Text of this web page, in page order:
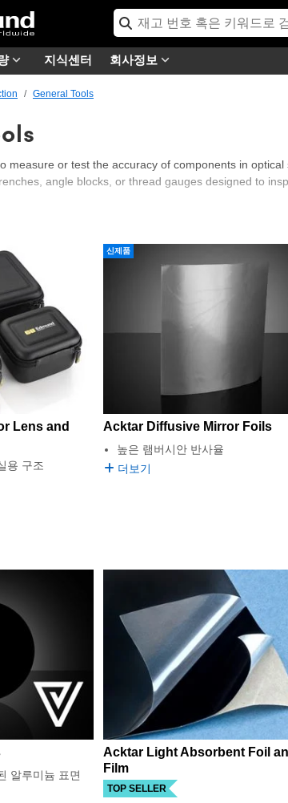
지식센터 회사정보
General Tools
measure or test the accuracy of components in
angle blocks, or thread gauges designed to
Lens and
용 구조
신제품
Acktar Diffusive Mirror Foils
높은 램버시안 반사율
더보기
알루미늄 표면
Acktar Light Absorbent Foil
Film
TOP SELLER